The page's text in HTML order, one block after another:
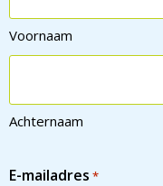
Voornaam
Achternaam
E-mailadres *